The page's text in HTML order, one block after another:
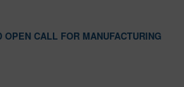
OPEN CALL FOR MANUFACTURING